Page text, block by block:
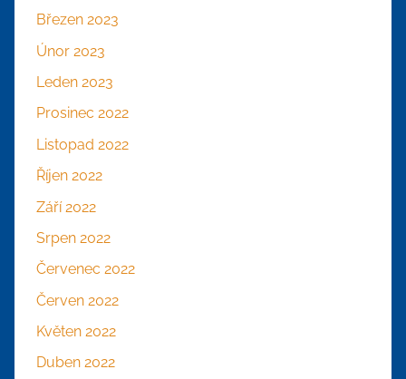
Březen 2023
Únor 2023
Leden 2023
Prosinec 2022
Listopad 2022
Říjen 2022
Září 2022
Srpen 2022
Červenec 2022
Červen 2022
Květen 2022
Duben 2022